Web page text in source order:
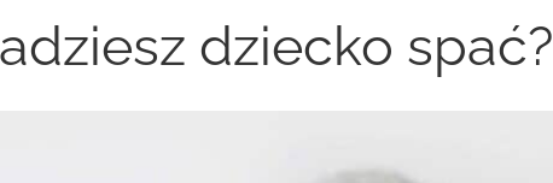
dziecko spać?